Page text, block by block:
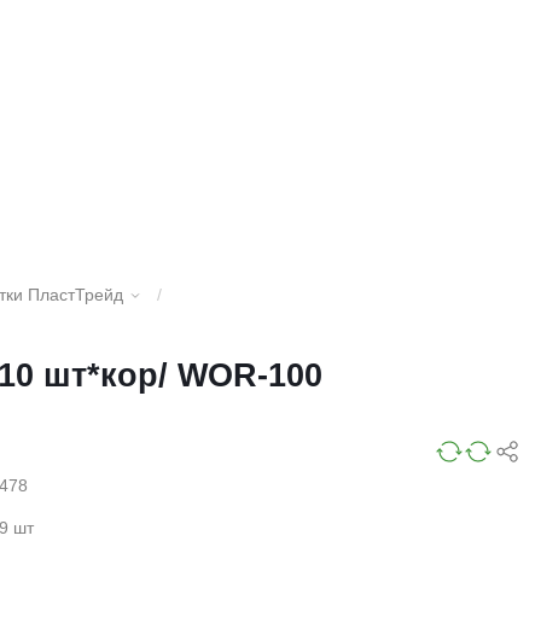
ПластТрейд
/
шт*кор/ WOR-100
шт